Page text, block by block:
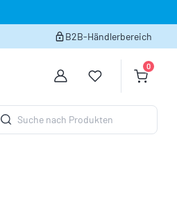
B2B-Händlerbereich
Du hast 0
0
Suche nach Produkten